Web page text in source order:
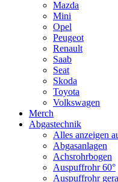
Mazda
Mini
Opel
Peugeot
Renault
Saab
Seat
Skoda
Toyota
Volkswagen
Merch
Abgastechnik
Alles anzeigen
Abgasanlagen
Achsrohrbogen
Auspuffrohr 60°
Auspuffrohr